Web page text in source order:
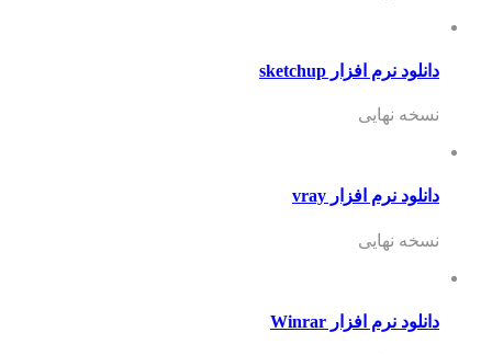
دانلود نرم افزار sketchup
نسخه نهایی
دانلود نرم افزار vray
نسخه نهایی
دانلود نرم افزار Winrar